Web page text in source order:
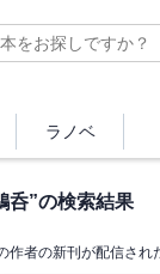
ラノベ
呑”の検索結果
作者の新刊が配信され